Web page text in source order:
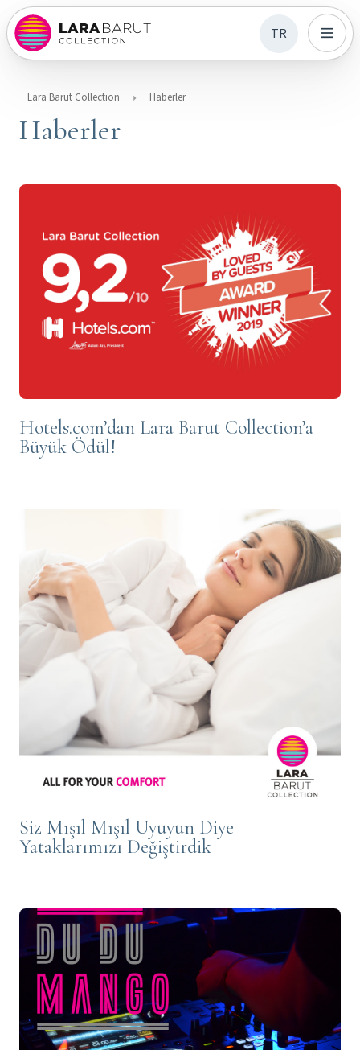
TR
Lara Barut Collection Haberler
Haberler
Hotels.com’dan Lara Barut Collection’a
Büyük Ödül!
Siz Mışıl Mışıl Uyuyun Diye
Yataklarımızı Değiştirdik